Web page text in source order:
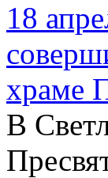
18
храме
В